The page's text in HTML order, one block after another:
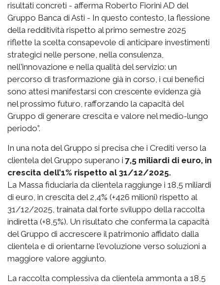
risultati concreti - afferma Roberto Fiorini AD del
Gruppo Banca di Asti - In questo contesto, la flessione
della redditività rispetto al primo semestre 2025
riflette la scelta consapevole di anticipare investimenti
strategici nelle persone, nella consulenza,
nell'innovazione e nella qualità del servizio: un
percorso di trasformazione già in corso, i cui benefici
sono attesi manifestarsi con crescente evidenza già
nel prossimo futuro, rafforzando la capacità del
Gruppo di generare crescita e valore nel medio-lungo
periodo”.
In una nota del Gruppo si precisa che i Crediti verso la
clientela del Gruppo superano i 7,5 miliardi di euro, in
crescita dell’1% rispetto al 31/12/2025.
La Massa fiduciaria da clientela raggiunge i 18,5 miliardi
di euro, in crescita del 2,4% (+426 milioni) rispetto al
31/12/2025, trainata dal forte sviluppo della raccolta
indiretta (+8,5%). Un risultato che conferma la capacità
del Gruppo di accrescere il patrimonio affidato dalla
clientela e di orientarne l'evoluzione verso soluzioni a
maggiore valore aggiunto.
La raccolta complessiva da clientela ammonta a 18,5